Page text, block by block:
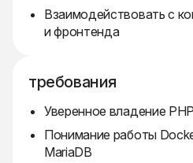
Взаимодействовать с
и фронтенда
требования
Уверенное владение
Понимание работы
MariaDB